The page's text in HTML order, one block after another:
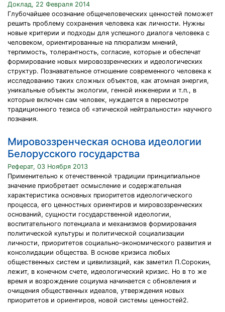
Доклад, 22 Февраля 2014
Глубочайшее осознание общечеловеческих ценностей поможет
решить проблему сохранения человека как личности. Нужны
новые критерии и подходы для успешного диалога человека с
человеком, ориентированные на плюрализм мнений,
терпимость, толерантность, согласие, которые и обеспечат
формирование новых мировоззренческих и идеологических
структур. Познавательное отношение современного человека к
исследованию таких сложных объектов, как атомная энергия,
уникальные объекты экологии, генной инженерии и т.п., в
которые включен сам человек, нуждается в пересмотре
традиционного тезиса об «этической нейтральности» научного
познания.
Мировоззренческая основа идеологии
Белорусского государства
Реферат, 03 Ноября 2013
Применительно к отечественной традиции принципиальное
значение приобретает осмысление и содержательная
характеристика основных приоритетов идеологического
процесса, его ценностных ориентиров и мировоззренческих
оснований, сущности государственной идеологии,
воспитательного потенциала и механизмов формирования
политической культуры и политической социализации
личности, приоритетов социально–экономического развития и
консолидации общества. В основе кризиса любых
общественных систем и цивилизаций, как заметил П.Сорокин,
лежит, в конечном счете, идеологический кризис. Но в то же
время и возрождение социума начинается с обновления и
очищения общественных идеалов, утверждения новых
приоритетов и ориентиров, новой системы ценностей2.